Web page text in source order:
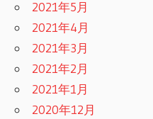
2021年5月
2021年4月
2021年3月
2021年2月
2021年1月
2020年12月